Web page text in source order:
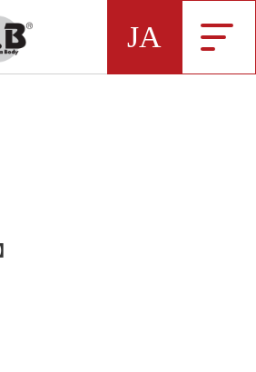
品データをExcelにま
JA